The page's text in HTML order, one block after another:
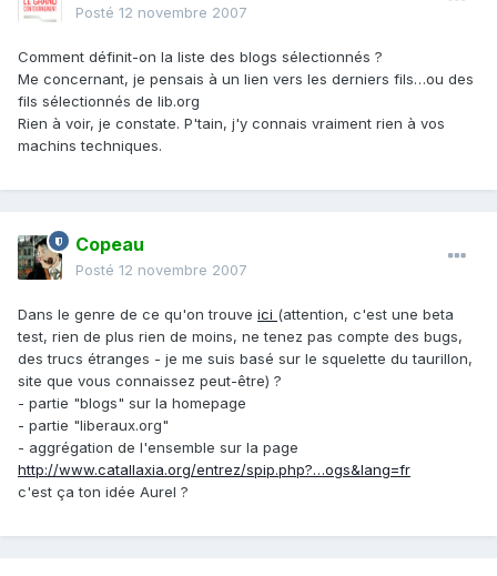
Posté 12 novembre 2007
Comment définit-on la liste des blogs sélectionnés ?
Me concernant, je pensais à un lien vers les derniers fils…ou des
fils sélectionnés de lib.org
Rien à voir, je constate. P'tain, j'y connais vraiment rien à vos
machins techniques.
Copeau
Posté 12 novembre 2007
Dans le genre de ce qu'on trouve ici (attention, c'est une beta
test, rien de plus rien de moins, ne tenez pas compte des bugs,
des trucs étranges - je me suis basé sur le squelette du taurillon,
site que vous connaissez peut-être) ?
- partie "blogs" sur la homepage
- partie "liberaux.org"
- aggrégation de l'ensemble sur la page
http://www.catallaxia.org/entrez/spip.php?…ogs&lang=fr
c'est ça ton idée Aurel ?